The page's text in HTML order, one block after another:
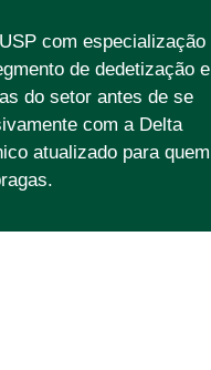
com especialização
de dedetização e
do setor antes de se
com a Delta
atualizado para quem